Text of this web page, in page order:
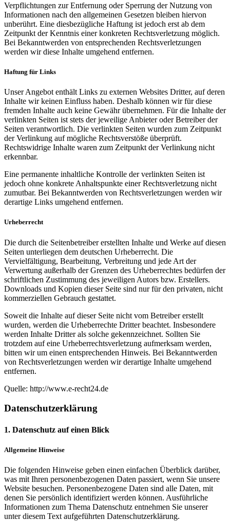
Verpflichtungen zur Entfernung oder Sperrung der Nutzung von
Informationen nach den allgemeinen Gesetzen bleiben hiervon
unberührt. Eine diesbezügliche Haftung ist jedoch erst ab dem
Zeitpunkt der Kenntnis einer konkreten Rechtsverletzung möglich.
Bei Bekanntwerden von entsprechenden Rechtsverletzungen
werden wir diese Inhalte umgehend entfernen.
Haftung für Links
Unser Angebot enthält Links zu externen Websites Dritter, auf deren
Inhalte wir keinen Einfluss haben. Deshalb können wir für diese
fremden Inhalte auch keine Gewähr übernehmen. Für die Inhalte der
verlinkten Seiten ist stets der jeweilige Anbieter oder Betreiber der
Seiten verantwortlich. Die verlinkten Seiten wurden zum Zeitpunkt
der Verlinkung auf mögliche Rechtsverstöße überprüft.
Rechtswidrige Inhalte waren zum Zeitpunkt der Verlinkung nicht
erkennbar.
Eine permanente inhaltliche Kontrolle der verlinkten Seiten ist
jedoch ohne konkrete Anhaltspunkte einer Rechtsverletzung nicht
zumutbar. Bei Bekanntwerden von Rechtsverletzungen werden wir
derartige Links umgehend entfernen.
Urheberrecht
Die durch die Seitenbetreiber erstellten Inhalte und Werke auf diesen
Seiten unterliegen dem deutschen Urheberrecht. Die
Vervielfältigung, Bearbeitung, Verbreitung und jede Art der
Verwertung außerhalb der Grenzen des Urheberrechtes bedürfen der
schriftlichen Zustimmung des jeweiligen Autors bzw. Erstellers.
Downloads und Kopien dieser Seite sind nur für den privaten, nicht
kommerziellen Gebrauch gestattet.
Soweit die Inhalte auf dieser Seite nicht vom Betreiber erstellt
wurden, werden die Urheberrechte Dritter beachtet. Insbesondere
werden Inhalte Dritter als solche gekennzeichnet. Sollten Sie
trotzdem auf eine Urheberrechtsverletzung aufmerksam werden,
bitten wir um einen entsprechenden Hinweis. Bei Bekanntwerden
von Rechtsverletzungen werden wir derartige Inhalte umgehend
entfernen.
Quelle: http://www.e-recht24.de
Datenschutzerklärung
1. Datenschutz auf einen Blick
Allgemeine Hinweise
Die folgenden Hinweise geben einen einfachen Überblick darüber,
was mit Ihren personenbezogenen Daten passiert, wenn Sie unsere
Website besuchen. Personenbezogene Daten sind alle Daten, mit
denen Sie persönlich identifiziert werden können. Ausführliche
Informationen zum Thema Datenschutz entnehmen Sie unserer
unter diesem Text aufgeführten Datenschutzerklärung.